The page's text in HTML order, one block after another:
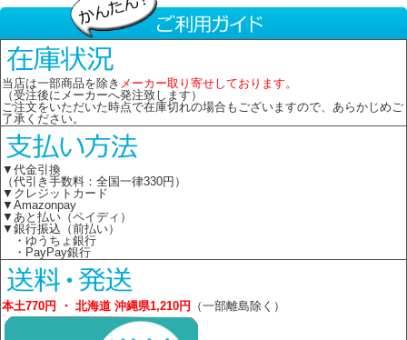
当店は一部商品を除き メーカー取り寄せしております。
（受注後にメーカーへ発注致します）
ご注文をいただいた時点で在庫切れの場合もございますので、あらかじめご
了承ください。
▼代金引換
（代引き手数料：全国一律330円）
▼クレジットカード
▼Amazonpay
▼あと払い（ペイディ）
▼銀行振込（前払い）
・ゆうちょ銀行
・PayPay銀行
本土770円 ・ 北海道 沖縄県1,210円 （一部離島除く）